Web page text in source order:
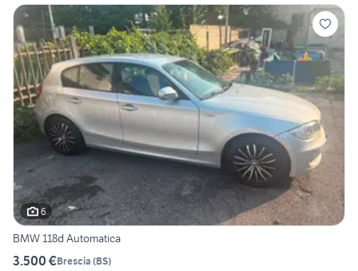
6
BMW 118d Automatica
3.500 €Brescia (BS)